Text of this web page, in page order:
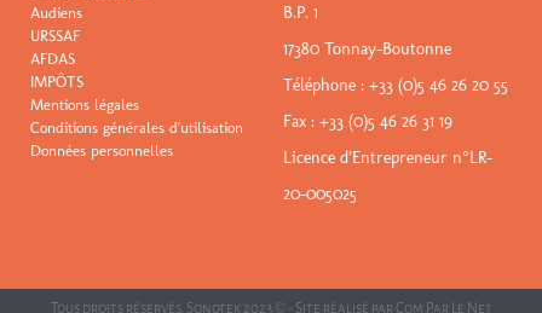
Audiens
URSSAF
AFDAS
IMPÔTS
Mentions légales
Conditions générales d'utilisation
Données personnelles
B.P. 1
17380 Tonnay-Boutonne
Téléphone : +33 (0)5 46 26 20 55
Fax : +33 (0)5 46 26 31 19
Licence d’Entrepreneur n°LR-
20-005025
Tous droits réservés. Sonotek 2023 © - Site réalisé par Com Par Le Net